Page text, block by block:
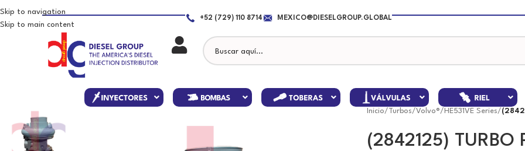
Skip to navigation
Skip to main content
+52 (729) 110 8714 MEXICO@DIESELGROUP.GLOBAL
Inicio/ Turbos/Volvo®/ HE531VE Series/
(2842125) TURBO